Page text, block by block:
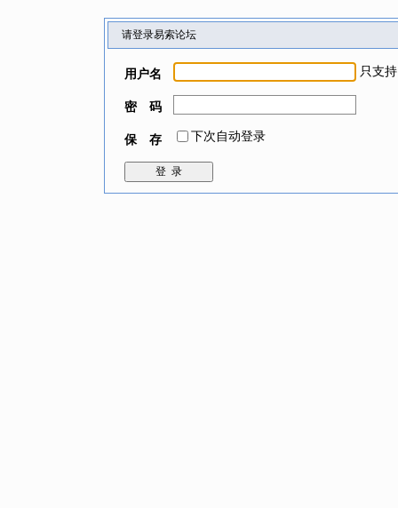
请登录易索论坛
用户名 只支
密 码
保 存 下次自动登录